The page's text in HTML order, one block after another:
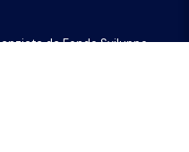
daFondo Sviluppo